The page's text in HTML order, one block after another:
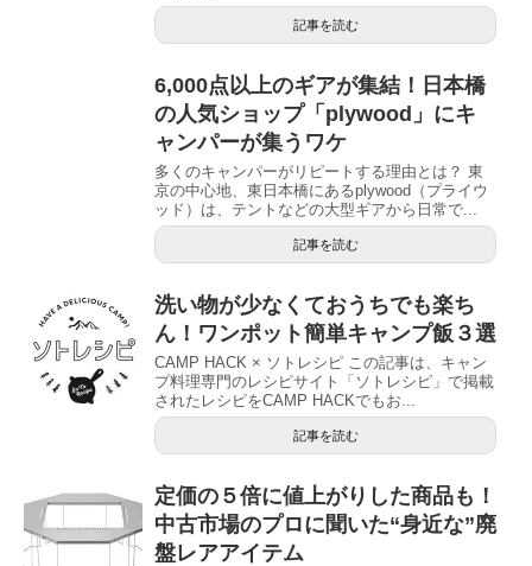
記事を読む
6,000点以上のギアが集結！日本橋
の人気ショップ「plywood」にキ
ャンパーが集うワケ
多くのキャンパーがリピートする理由とは？ 東
京の中心地、東日本橋にあるplywood（プライウ
ッド）は、テントなどの大型ギアから日常で...
記事を読む
洗い物が少なくておうちでも楽ち
ん！ワンポット簡単キャンプ飯３選
CAMP HACK × ソトレシピ この記事は、キャン
プ料理専門のレシピサイト「ソトレシピ」で掲載
されたレシピをCAMP HACKでもお...
記事を読む
定価の５倍に値上がりした商品も！
中古市場のプロに聞いた“身近な”廃
盤レアアイテム